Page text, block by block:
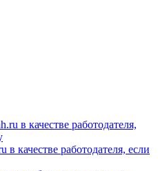
в качестве работодателя, если